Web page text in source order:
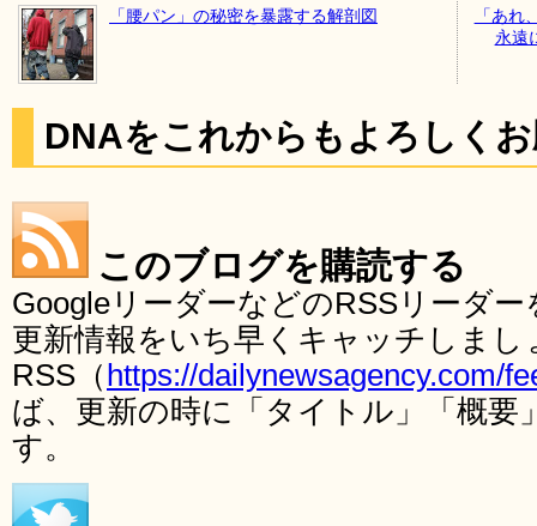
「腰パン」の秘密を暴露する解剖図
「あ
永遠
DNAをこれからもよろしく
このブログを購読する
GoogleリーダーなどのRSSリーダ
更新情報をいち早くキャッチしま
RSS（ https://dailynewsagency.com/
ば、更新の時に「タイトル」「概要
す。